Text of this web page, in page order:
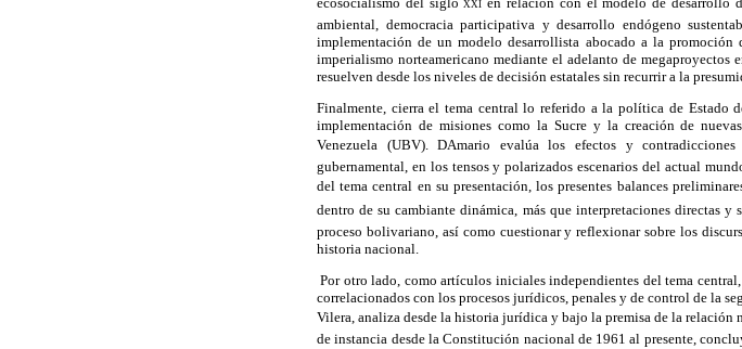
ambiental, democracia participativa y desarrollo endógeno
implementación de un modelo desarrollista abocado a la
imperialismo norteamericano mediante el adelanto de
resuelven desde los niveles de decisión estatales sin recurrir a la
Finalmente, cierra el tema central lo referido ala política de Estado
implementación de misiones como la Sucre y la creación de
Venezuela (UBV). DAmario evalúa los efectos y
gubernamental, en los tensos y polarizados escenarios del actual
del tema central en su presentación, los presentes balances
dentro de su cambiante dinámica, más que interpretaciones directas
proceso bolivariano, así como cuestionar y reflexionar sobre los
historia nacional.
Por otro lado, como artículos iniciales independientes del tema
correlacionados con los procesos jurídicos, penales y de control de la
Vilera, analiza desde la historia jurídica y bajo la premisa de la relación
de instancia desde la Constitución nacional de 1961 al presente,